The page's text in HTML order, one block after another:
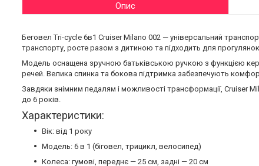
Опис
Беговел Tri-cycle 6в1 Cruiser Milano 002 — універсальний
транспорту, росте разом з дитиною та підходить для прогулянок
Модель оснащена зручною батьківською ручкою з функцією
речей. Велика спинка та бокова підтримка забезпечують
Завдяки знімним педалям і можливості трансформації, Cruiser
до 6 років.
Характеристики:
Вік: від 1 року
Модель: 6 в 1 (біговел, трицикл, велосипед)
Колеса: гумові, переднє — 25 см, задні — 20 см